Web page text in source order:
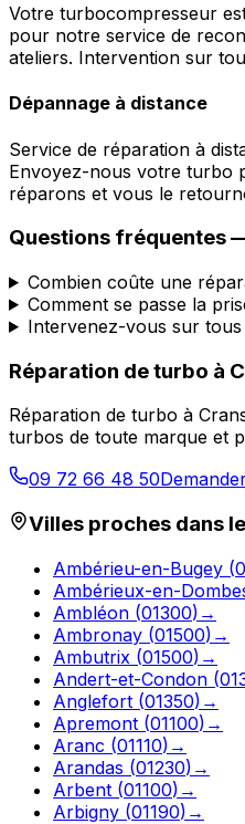
Votre turbocompresseur
pour notre service de
ateliers. Intervention sur
Dépannage à distance
Service de réparation à
Envoyez-nous votre turbo
réparons et vous le
Questions fréquentes
Combien coûte une
Comment se passe la
Intervenez-vous sur
Réparation de turbo à
Réparation de turbo à
turbos de toute marque et
09 72 66 48 50
Villes proches dans le
Ambérieu-en-Bugey (
Ambérieux-en-
Ambléon (01300) →
Ambronay (01500) →
Ambutrix (01500) →
Andert-et-Condon (
Anglefort (01350) →
Apremont (01100) →
Aranc (01110) →
Arandas (01230) →
Arbent (01100) →
Arbigny (01190) →